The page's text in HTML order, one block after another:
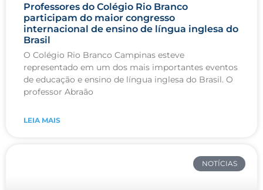
Professores do Colégio Rio Branco
participam do maior congresso
internacional de ensino de língua inglesa do
Brasil
O Colégio Rio Branco Campinas esteve
representado em um dos mais importantes eventos
de educação e ensino de língua inglesa do Brasil. O
professor Abraão
LEIA MAIS
NOTÍCIAS